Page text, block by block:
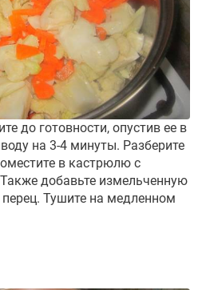
до готовности, опустив ее в
на 3-4 минуты. Разберите
в кастрюлю с
добавьте измельченную
Тушите на медленном